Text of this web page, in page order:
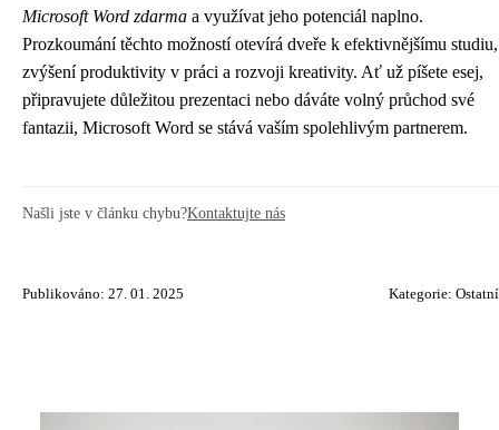
Microsoft Word zdarma a využívat jeho potenciál naplno.
Prozkoumání těchto možností otevírá dveře k efektivnějšímu studiu,
zvýšení produktivity v práci a rozvoji kreativity. Ať už píšete esej,
připravujete důležitou prezentaci nebo dáváte volný průchod své
fantazii, Microsoft Word se stává vaším spolehlivým partnerem.
Našli jste v článku chybu?Kontaktujte nás
Publikováno: 27. 01. 2025 Kategorie: Ostatní